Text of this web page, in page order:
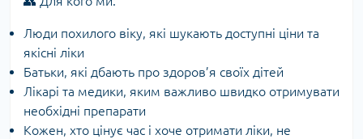
Люди похилого віку, які шукають доступні ціни та
якісні ліки
Батьки, які дбають про здоров’я своїх дітей
Лікарі та медики, яким важливо швидко отримувати
необхідні препарати
Кожен, хто цінує час і хоче отримати ліки, не